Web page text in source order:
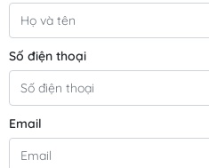
Số điện thoại
Email